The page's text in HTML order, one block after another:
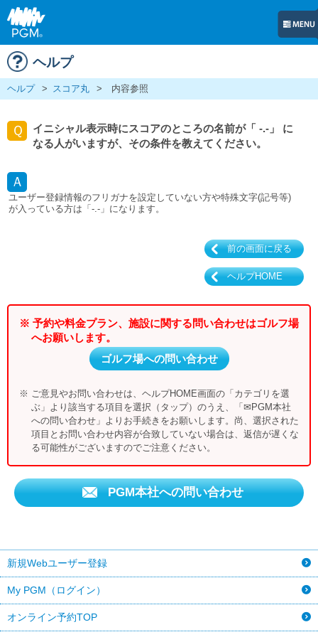
ヘルプ
ヘルプ > スコア丸 > 内容参照
Ｑ
イニシャル表示時にスコアのところの名前が「 -.-」 に
なる人がいますが、その条件を教えてください。
Ａ
ユーザー登録情報のフリガナを設定していない方や特殊文字(記号等)
が入っている方は「-.-」になります。
前の画面に戻る
ヘルプHOME
※ 予約や料金プラン、施設に関する問い合わせはゴルフ場
へお願いします。
ゴルフ場への問い合わせ
※ ご意見やお問い合わせは、ヘルプHOME画面の「カテゴリを選
ぶ」より該当する項目を選択（タップ）のうえ、「✉PGM本社
への問い合わせ」よりお手続きをお願いします。尚、選択された
項目とお問い合わせ内容が合致していない場合は、返信が遅くな
る可能性がございますのでご注意ください。
PGM本社への問い合わせ
新規Webユーザー登録
My PGM（ログイン）
オンライン予約TOP